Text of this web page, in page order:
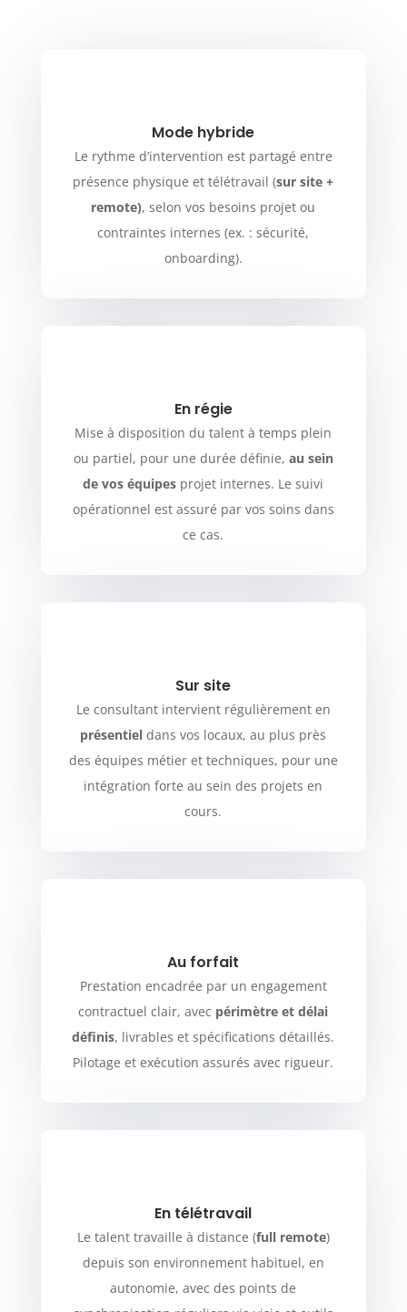
Mode hybride
Le rythme d’intervention est partagé entre
présence physique et télétravail (sur site +
remote), selon vos besoins projet ou
contraintes internes (ex. : sécurité,
onboarding).
En régie
Mise à disposition du talent à temps plein
ou partiel, pour une durée définie, au sein
de vos équipes projet internes. Le suivi
opérationnel est assuré par vos soins dans
ce cas.
Sur site
Le consultant intervient régulièrement en
présentiel dans vos locaux, au plus près
des équipes métier et techniques, pour une
intégration forte au sein des projets en
cours.
Au forfait
Prestation encadrée par un engagement
contractuel clair, avec périmètre et délai
définis, livrables et spécifications détaillés.
Pilotage et exécution assurés avec rigueur.
En télétravail
Le talent travaille à distance (full remote)
depuis son environnement habituel, en
autonomie, avec des points de